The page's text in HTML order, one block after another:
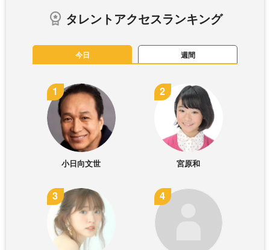
タレントアクセスランキング
今日 週間
小日向文世 宮原和